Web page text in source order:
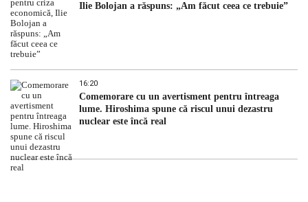
Ilie Bolojan a răspuns: „Am făcut ceea ce trebuie”
16:20
Comemorare cu un avertisment pentru întreaga
lume. Hiroshima spune că riscul unui dezastru
nuclear este încă real